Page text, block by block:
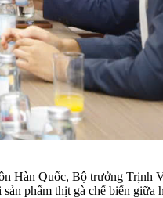
Hàn Quốc, Bộ trưởng Trịnh
phẩm thịt gà chế biến giữa